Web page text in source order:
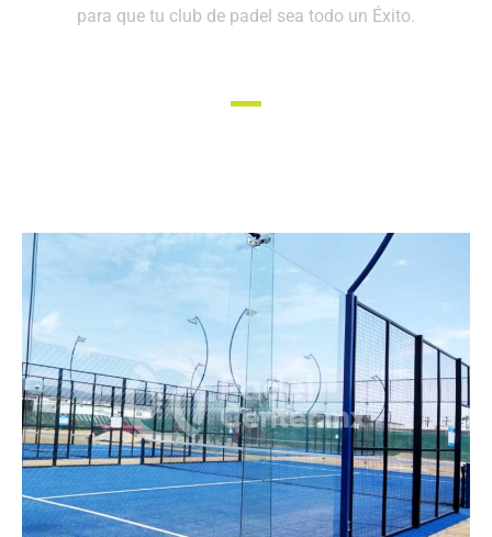
para que tu club de padel sea todo un Éxito.